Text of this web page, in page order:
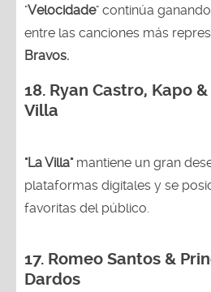
"Velocidade" continúa
entre las canciones más
Bravos.
18. Ryan Castro, Kapo
Villa
"La Villa"mantiene un gran
plataformas digitales y se
favoritas del público.
17. Romeo Santos &
Dardos